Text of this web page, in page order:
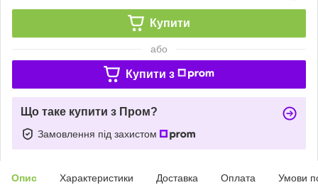
Купити
або
Купити з
Що таке купити з Пром?
Замовлення під захистом
Опис Характеристики Доставка Оплата Умови